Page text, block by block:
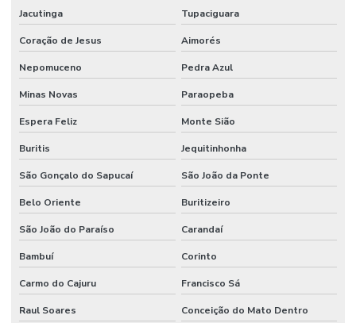
Jacutinga Tupaciguara
Coração de Jesus Aimorés
Nepomuceno Pedra Azul
Minas Novas Paraopeba
Espera Feliz Monte Sião
Buritis Jequitinhonha
São Gonçalo do Sapucaí São João da Ponte
Belo Oriente Buritizeiro
São João do Paraíso Carandaí
Bambuí Corinto
Carmo do Cajuru Francisco Sá
Raul Soares Conceição do Mato Dentro